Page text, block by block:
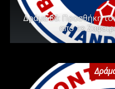
Δράμα ΄86: Προσθήκη
από το